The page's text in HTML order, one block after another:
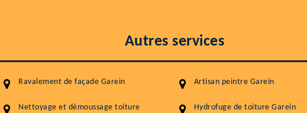
Autres services
Ravalement de façade Garein Artisan peintre Garein
Nettoyage et démoussage toiture
Hydrofuge de toiture Garein